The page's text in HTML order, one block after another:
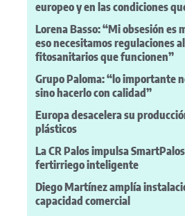
europeo y en las condiciones
Lorena Basso: “Mi obsesión es
eso necesitamos regulaciones
fitosanitarios que funcionen”
Grupo Paloma: “lo importante
sino hacerlo con calidad”
Europa desacelera su
plásticos
La CR Palos impulsa
fertirriego inteligente
Diego Martínez amplía
capacidad comercial